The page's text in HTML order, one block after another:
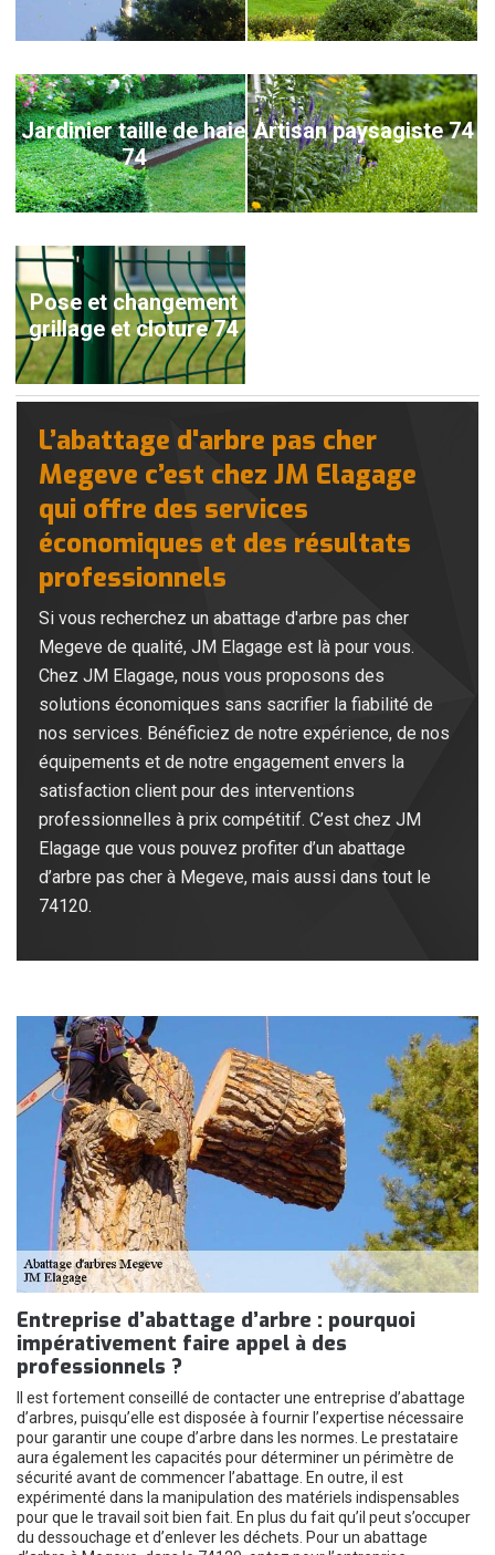
Jardinier taille de haie
74
Artisan paysagiste 74
Pose et changement
grillage et cloture 74
L’abattage d'arbre pas cher
Megeve c’est chez JM Elagage
qui offre des services
économiques et des résultats
professionnels
Si vous recherchez un abattage d'arbre pas cher
Megeve de qualité, JM Elagage est là pour vous.
Chez JM Elagage, nous vous proposons des
solutions économiques sans sacrifier la fiabilité de
nos services. Bénéficiez de notre expérience, de nos
équipements et de notre engagement envers la
satisfaction client pour des interventions
professionnelles à prix compétitif. C’est chez JM
Elagage que vous pouvez profiter d’un abattage
d’arbre pas cher à Megeve, mais aussi dans tout le
74120.
Entreprise d’abattage d’arbre : pourquoi
impérativement faire appel à des
professionnels ?
Il est fortement conseillé de contacter une entreprise d’abattage
d’arbres, puisqu’elle est disposée à fournir l’expertise nécessaire
pour garantir une coupe d’arbre dans les normes. Le prestataire
aura également les capacités pour déterminer un périmètre de
sécurité avant de commencer l’abattage. En outre, il est
expérimenté dans la manipulation des matériels indispensables
pour que le travail soit bien fait. En plus du fait qu’il peut s’occuper
du dessouchage et d’enlever les déchets. Pour un abattage